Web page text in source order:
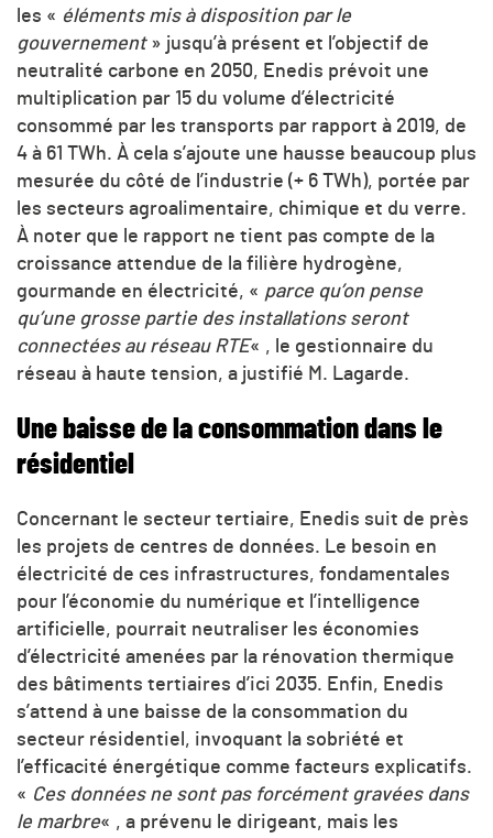
les « éléments mis à disposition par le
gouvernement» jusqu’à présent et l’objectif de
neutralité carbone en 2050, Enedis prévoit une
multiplication par 15 du volume d’électricité
consommé par les transports par rapport à 2019, de
4 à 61 TWh. À cela s’ajoute une hausse beaucoup plus
mesurée du côté de l’industrie (+ 6 TWh), portée par
les secteurs agroalimentaire, chimique et du verre.
À noter que le rapport ne tient pas compte de la
croissance attendue de la filière hydrogène,
gourmande en électricité, « parce qu’on pense
qu’une grosse partie des installations seront
connectées au réseau RTE« , le gestionnaire du
réseau à haute tension, a justifié M. Lagarde.
Une baisse de la consommation dans le
résidentiel
Concernant le secteur tertiaire, Enedis suit de près
les projets de centres de données. Le besoin en
électricité de ces infrastructures, fondamentales
pour l’économie du numérique et l’intelligence
artificielle, pourrait neutraliser les économies
d’électricité amenées par la rénovation thermique
des bâtiments tertiaires d’ici 2035. Enfin, Enedis
s’attend à une baisse de la consommation du
secteur résidentiel, invoquant la sobriété et
l’efficacité énergétique comme facteurs explicatifs.
« Ces données ne sont pas forcément gravées dans
le marbre« , a prévenu le dirigeant, mais les